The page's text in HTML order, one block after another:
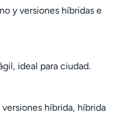
y versiones híbridas e
ideal para ciudad.
híbrida, híbrida